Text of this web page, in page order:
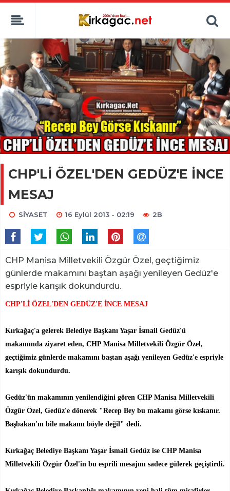
CHP'Lİ ÖZEL'DEN GEDÜZ'E İNCE
MESAJ
SİYASET 16 Eylül 2013 - 02:19 2B
CHP Manisa Milletvekili Özgür Özel, geçtiğimiz
günlerde makamını baştan aşağı yenileyen Gedüz'e
espriyle karışık dokundurdu.
CHP'Lİ ÖZEL'DEN GEDÜZ'E İNCE MESAJ
Kırkağaç'a gelerek Belediye Başkanı Yaşar İsmail Gedüz'ü
makamında ziyaret eden, CHP Manisa Milletvekili Özgür Özel,
geçtiğimiz günlerde makamını baştan aşağı yenileyen Gedüz'e espriyle
karışık dokundurdu.
Gedüz'ün makamının yenilendiğini gören CHP Manisa Milletvekili
Özgür Özel, Gedüz'e dönerek "Recep Bey bu makamı görse kıskanır.
Başbakan'ın bile makamı böyle değil" dedi.
Kırkağaç Belediye Başkanı Yaşar İsmail Gedüz ise CHP Manisa
Milletvekili Özgür Özel'in bu esprili mesajını sadece gülerek geçiştirdi.